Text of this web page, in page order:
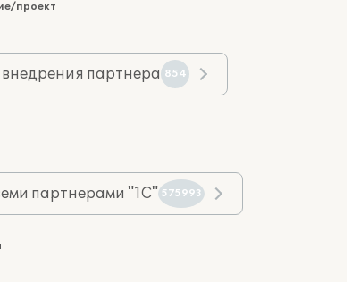
проект
партнера 854
партнерами "1С" 575993